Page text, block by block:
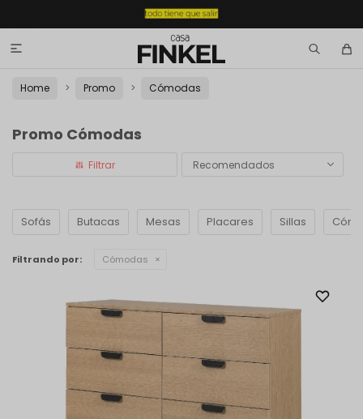

Home Promo Cómodas
Promo Cómodas
Recomendados
Sofás Butacas Mesas Placares Sillas
Filtrando por: Cómodas